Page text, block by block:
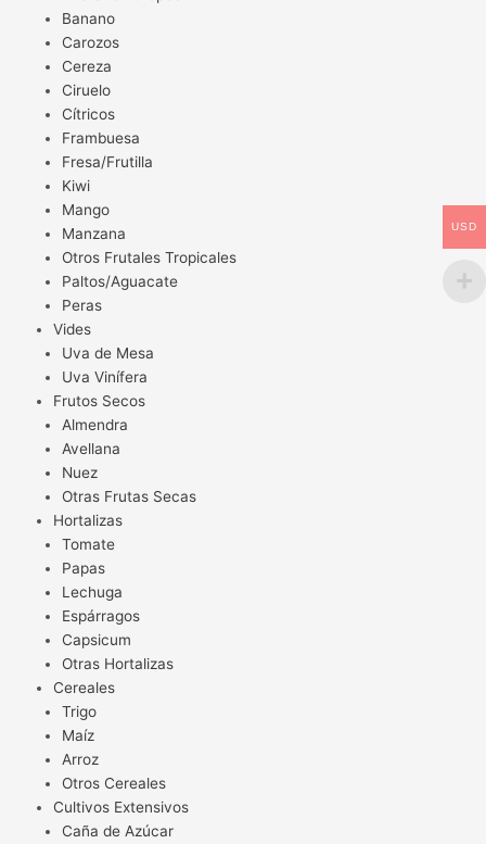
Banano
Carozos
Cereza
Ciruelo
Cítricos
Frambuesa
Fresa/Frutilla
Kiwi
Mango
Manzana
Otros Frutales Tropicales
Paltos/Aguacate
Peras
Vides
Uva de Mesa
Uva Vinífera
Frutos Secos
Almendra
Avellana
Nuez
Otras Frutas Secas
Hortalizas
Tomate
Papas
Lechuga
Espárragos
Capsicum
Otras Hortalizas
Cereales
Trigo
Maíz
Arroz
Otros Cereales
Cultivos Extensivos
Caña de Azúcar
USD